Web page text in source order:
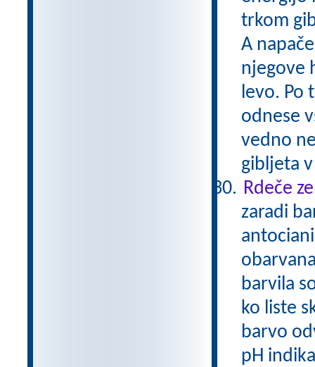
trkom
A
njegove
levo. Po
odnese
vedno
gibljeta
Rdeče
zaradi
barvila
ko liste
barvo
pH